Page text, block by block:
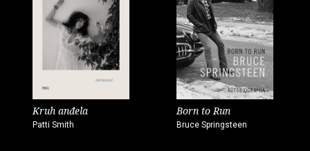
Kruh anđela
Patti Smith
Born to Run
Bruce Springsteen